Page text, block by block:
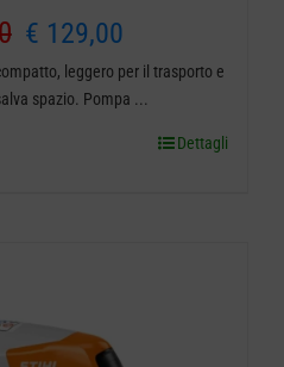
Il
prezzo
€ 129,00Il
prezzo
leggero per il trasporto e
spazio. Pompa ...
Dettagli